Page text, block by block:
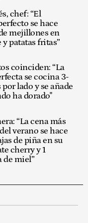
chef: “El
se hace
mejillones en
y patatas fritas”
coinciden: “La
se cocina 3-
lado y se añade
ha dorado"
“La cena más
verano se hace
de piña en su
cherry y 1
de miel”